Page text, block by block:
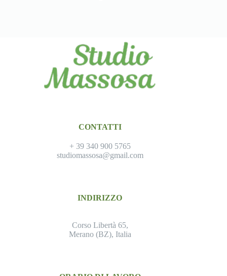
CONTATTI
+ 39 340 900 5765
studiomassosa@gmail.com
INDIRIZZO
Corso Libertà 65,
Merano (BZ), Italia